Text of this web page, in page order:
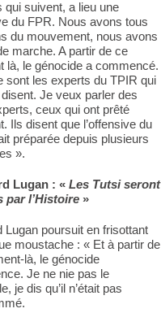
qui suivent, a lieu une
du FPR. Nous avons tous
du mouvement, nous avons
marche. A partir de ce
là, le génocide a commencé.
sont les experts du TPIR qui
Je veux parler des
ceux qui ont prêté
Ils disent que l’offensive du
préparée depuis plusieurs
».
Lugan : « Les Tutsi seront
par l’Histoire »
Lugan poursuit en frisottant
moustache : « Et à partir de
là, le génocide
Je ne nie pas le
je dis qu’il n’était pas